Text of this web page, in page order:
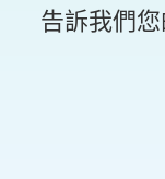
告訴我們